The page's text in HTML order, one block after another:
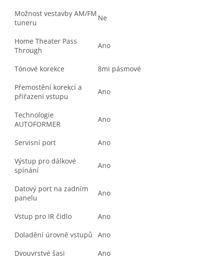
Možnost vestavby AM/FM
tuneru
Ne
Home Theater Pass
Through
Ano
Tónové korekce
8mi pásmové
Přemostění korekcí a
přiřazení vstupu
Ano
Technologie
AUTOFORMER
Ano
Servisní port
Ano
Výstup pro dálkové
spínání
Ano
Datový port na zadním
panelu
Ano
Vstup pro IR čidlo
Ano
Doladění úrovně vstupů
Ano
Dvouvrstvé šasi
Ano